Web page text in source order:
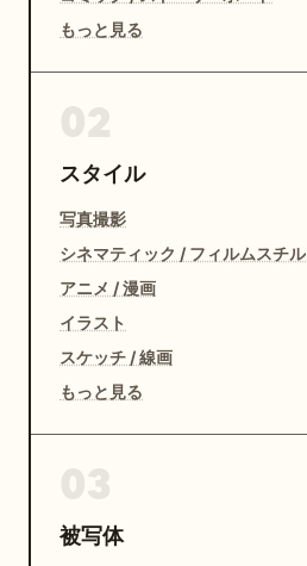
もっと見る
スタイル
写真撮影
シネマティック / フィルムスチル
アニメ / 漫画
イラスト
スケッチ / 線画
もっと見る
被写体